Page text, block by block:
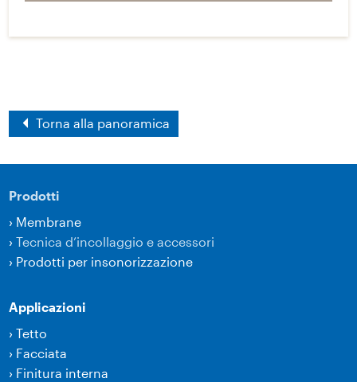
Torna alla panoramica
Prodotti
› Membrane
›Tecnica d’incollaggio e accessori
› Prodotti per insonorizzazione
Applicazioni
›Tetto
› Facciata
› Finitura interna